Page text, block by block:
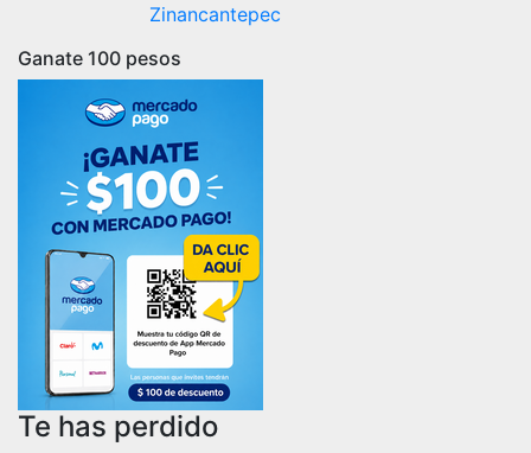
Zinancantepec
Ganate 100 pesos
Te has perdido